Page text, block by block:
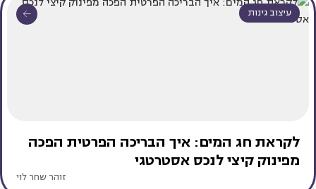
עיצוב גינות
לקראת חג המים: איך הבריכה הפרטית הפכה
מפינוק קיצי לנכס אסטרטגי
זוהר שחר לוי